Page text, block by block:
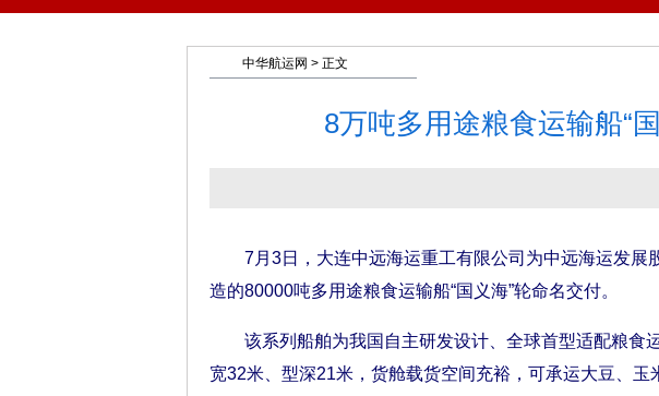
中华航运网 > 正文
8万吨多用途粮食运输船“
7月3日，大连中远海运重工有限公司为中远海运发展
造的80000吨多用途粮食运输船“国义海”轮命名交付。
该系列船舶为我国自主研发设计、全球首型适配粮食
宽32米、型深21米，货舱载货空间充裕，可承运大豆、玉